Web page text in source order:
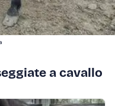
a cavallo